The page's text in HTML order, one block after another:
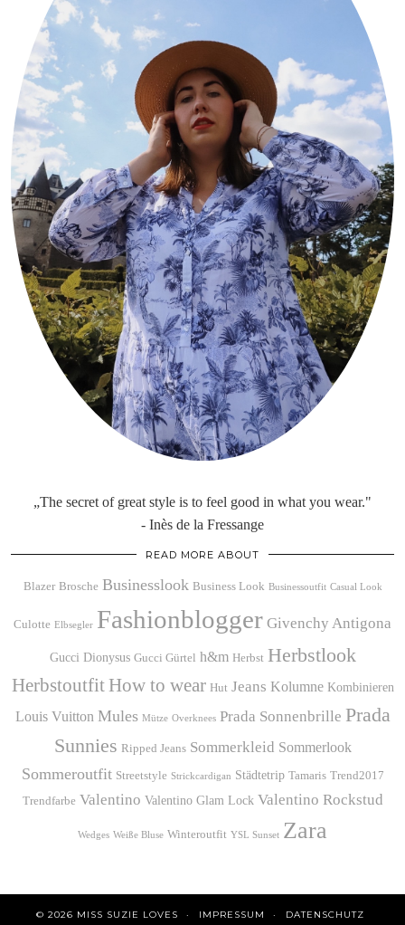
„The secret of great style is to feel good in what you wear."
- Inès de la Fressange
READ MORE ABOUT
Blazer Brosche Businesslook Business Look Businessoutfit Casual Look
Culotte Elbsegler Fashionblogger Givenchy Antigona
Gucci Dionysus Gucci Gürtel h&m Herbst Herbstlook
Herbstoutfit How to wear Hut Jeans Kolumne Kombinieren
Louis Vuitton Mules Mütze Overknees Prada Sonnenbrille Prada
Sunnies Ripped Jeans Sommerkleid Sommerlook
Sommeroutfit Streetstyle Strickcardigan Städtetrip Tamaris Trend2017
Trendfarbe Valentino Valentino Glam Lock Valentino Rockstud
Wedges Weiße Bluse Winteroutfit YSL Sunset Zara
© 2026 MISS SUZIE LOVES IMPRESSUM DATENSCHUTZ